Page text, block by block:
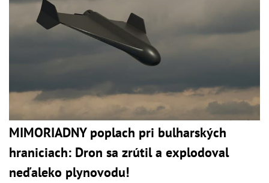
MIMORIADNY poplach pri bulharských
hraniciach: Dron sa zrútil a explodoval
neďaleko plynovodu!